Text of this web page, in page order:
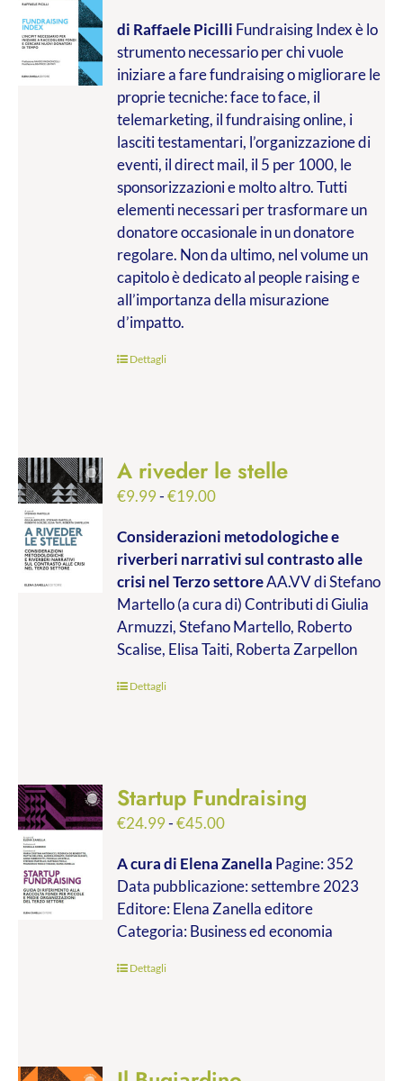
prezzo:
da
€9.99
a
€20.00
di Raffaele Picilli Fundraising Index è lo
strumento necessario per chi vuole
iniziare a fare fundraising o migliorare le
proprie tecniche: face to face, il
telemarketing, il fundraising online, i
lasciti testamentari, l’organizzazione di
eventi, il direct mail, il 5 per 1000, le
sponsorizzazioni e molto altro. Tutti
elementi necessari per trasformare un
donatore occasionale in un donatore
regolare. Non da ultimo, nel volume un
capitolo è dedicato al people raising e
all’importanza della misurazione
d’impatto.
Dettagli
A riveder le stelle
€9.99-€19.00Fascia
prezzo:
da
€9.99
a
€19.00
Considerazioni metodologiche e
riverberi narrativi sul contrasto alle
crisi nel Terzo settoreAA.VV di Stefano
Martello (a cura di) Contributi di Giulia
Armuzzi, Stefano Martello, Roberto
Scalise, Elisa Taiti, Roberta Zarpellon
Dettagli
Startup Fundraising
€24.99-€45.00Fascia
prezzo:
da
€24.99
a
A cura di Elena Zanella Pagine: 352
Data pubblicazione: settembre 2023
Editore: Elena Zanella editore
Categoria: Business ed economia
Dettagli